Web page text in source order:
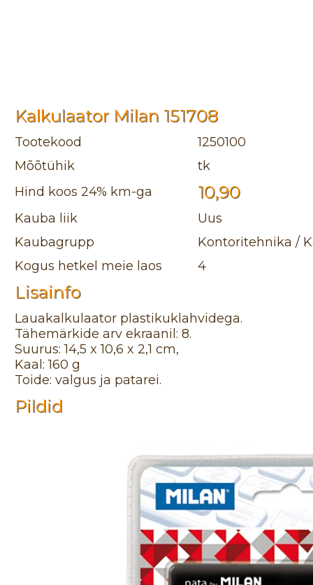
Kalkulaator Milan 151708
Tootekood
1250100
Mõõtühik
tk
Hind koos 24% km-ga
10,90
Kauba liik
Uus
Kaubagrupp
Kontoritehnika /
Kogus hetkel meie laos
4
Lisainfo
Lauakalkulaator plastikuklahvidega.
Tähemärkide arv ekraanil: 8.
Suurus: 14,5 x 10,6 x 2,1 cm,
Kaal: 160 g
Toide: valgus ja patarei.
Pildid